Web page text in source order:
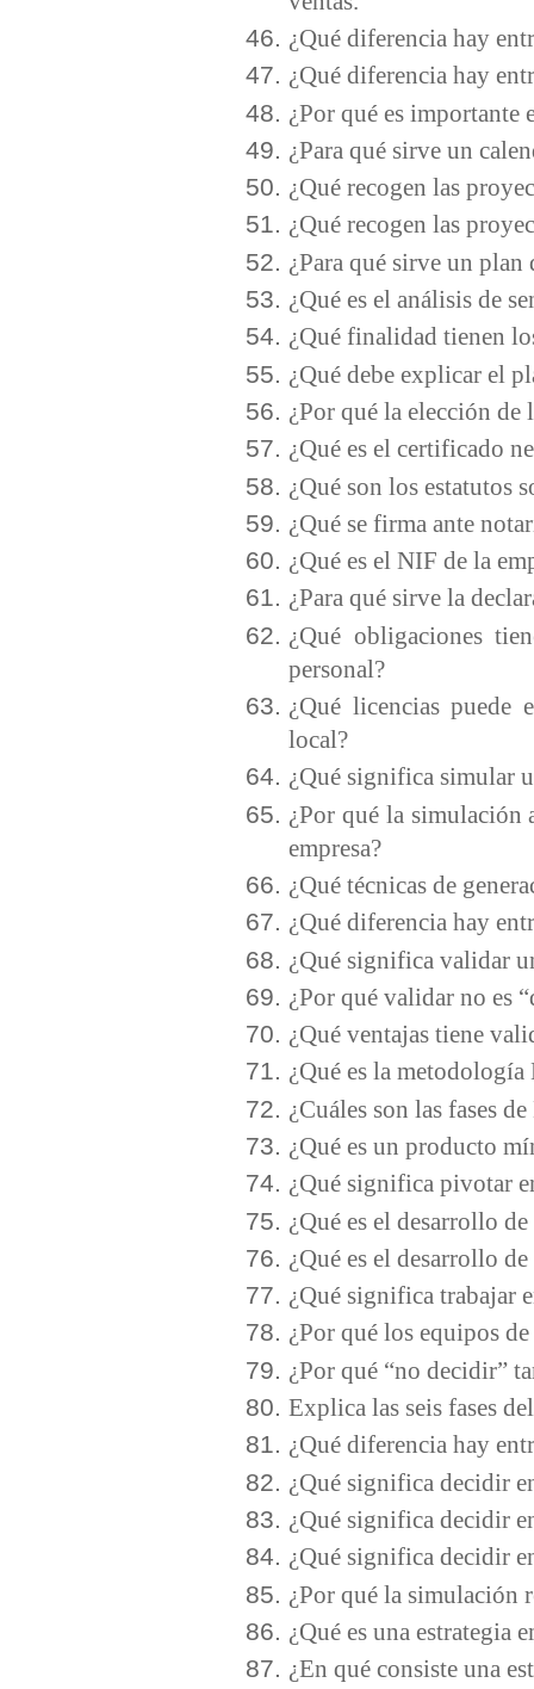
¿Qué diferencia hay
¿Qué diferencia hay
¿Por qué es importante
¿Para qué sirve un
¿Qué recogen las
¿Qué recogen las
¿Para qué sirve un
¿Qué es el análisis de
¿Qué finalidad tienen
¿Qué debe explicar el
¿Por qué la elección
¿Qué es el certificado
¿Qué son los estatutos
¿Qué se firma ante
¿Qué es el NIF de la
¿Para qué sirve la
¿Qué obligaciones
personal?
¿Qué licencias puede
local?
¿Qué significa simular
¿Por qué la simulación
empresa?
¿Qué técnicas de
¿Qué diferencia hay
¿Qué significa validar
¿Por qué validar no es
¿Qué ventajas tiene
¿Qué es la
¿Cuáles son las fases
¿Qué es un producto
¿Qué significa pivotar
¿Qué es el desarrollo
¿Qué es el desarrollo
¿Qué significa trabajar
¿Por qué los equipos
¿Por qué “no decidir”
Explica las seis fases
¿Qué diferencia hay
¿Qué significa decidir
¿Qué significa decidir
¿Qué significa decidir
¿Por qué la simulación
¿Qué es una estrategia
¿En qué consiste una